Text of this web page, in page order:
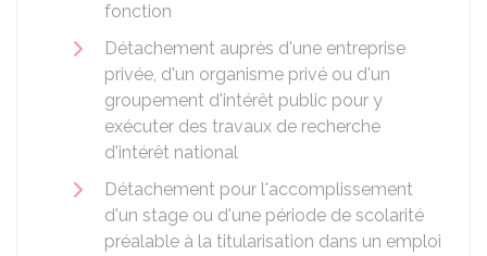
fonction
Détachement auprès d'une entreprise
privée, d'un organisme privé ou d'un
groupement d'intérêt public pour y
exécuter des travaux de recherche
d'intérêt national
Détachement pour l'accomplissement
d'un stage ou d'une période de scolarité
préalable à la titularisation dans un emploi